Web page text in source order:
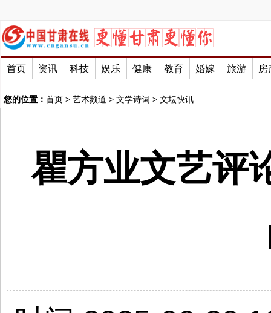
首页 资讯 科技 娱乐 健康 教育 婚嫁 旅游 房
您的位置： 首页 > 艺术频道 > 文学诗词 > 文坛快讯
瞿方业文艺